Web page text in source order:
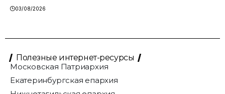
03/08/2026
Полезные интернет-ресурсы
Московская Патриархия
Екатеринбургская епархия